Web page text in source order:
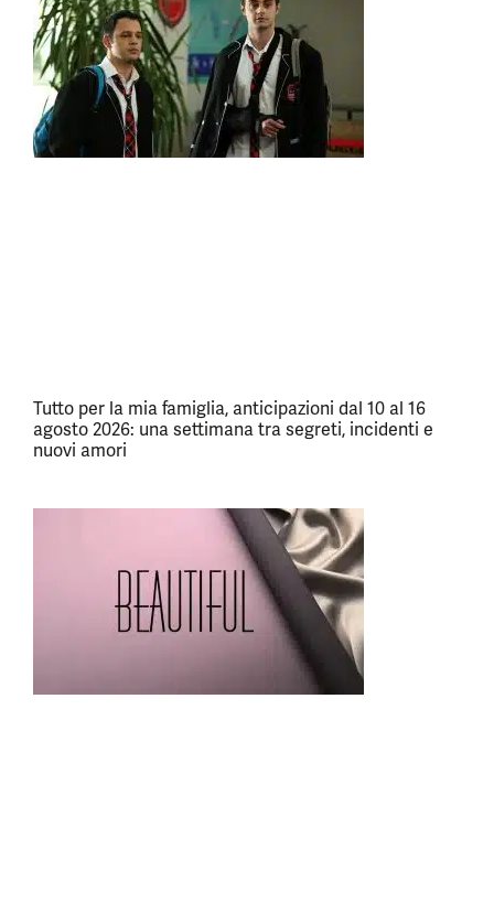
Tutto per la mia famiglia, anticipazioni dal 10 al 16
agosto 2026: una settimana tra segreti, incidenti e
nuovi amori